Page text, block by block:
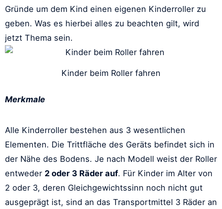
Gründe um dem Kind einen eigenen Kinderroller zu
geben. Was es hierbei alles zu beachten gilt, wird
jetzt Thema sein.
Kinder beim Roller fahren
Merkmale
Alle Kinderroller bestehen aus 3 wesentlichen
Elementen. Die Trittfläche des Geräts befindet sich in
der Nähe des Bodens. Je nach Modell weist der Roller
entweder 2 oder 3 Räder auf. Für Kinder im Alter von
2 oder 3, deren Gleichgewichtssinn noch nicht gut
ausgeprägt ist, sind an das Transportmittel 3 Räder an